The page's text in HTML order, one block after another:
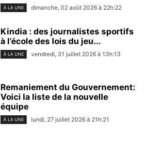
À LA UNE dimanche, 02 août 2026 à 22h:22
Kindia : des journalistes sportifs
à l’école des lois du jeu...
À LA UNE vendredi, 31 juillet 2026 à 13h:13
Remaniement du Gouvernement:
Voici la liste de la nouvelle
équipe
À LA UNE lundi, 27 juillet 2026 à 21h:21